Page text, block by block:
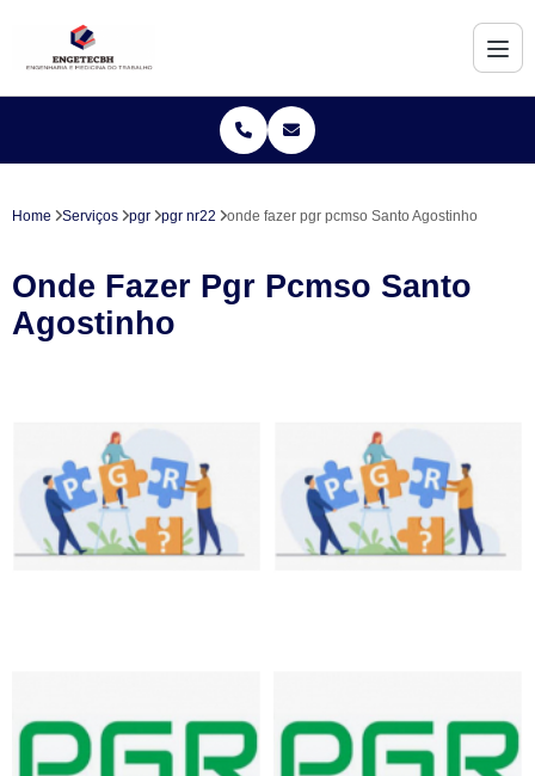
Home Serviços pgr pgr nr22 onde fazer pgr pcmso Santo Agostinho
Onde Fazer Pgr Pcmso Santo
Agostinho